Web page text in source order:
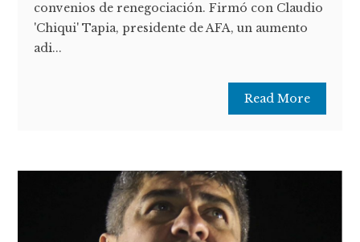
convenios de renegociación. Firmó con Claudio
'Chiqui' Tapia, presidente de AFA, un aumento
adi...
Read More